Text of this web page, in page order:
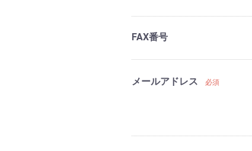
FAX番号
メールアドレス 必須